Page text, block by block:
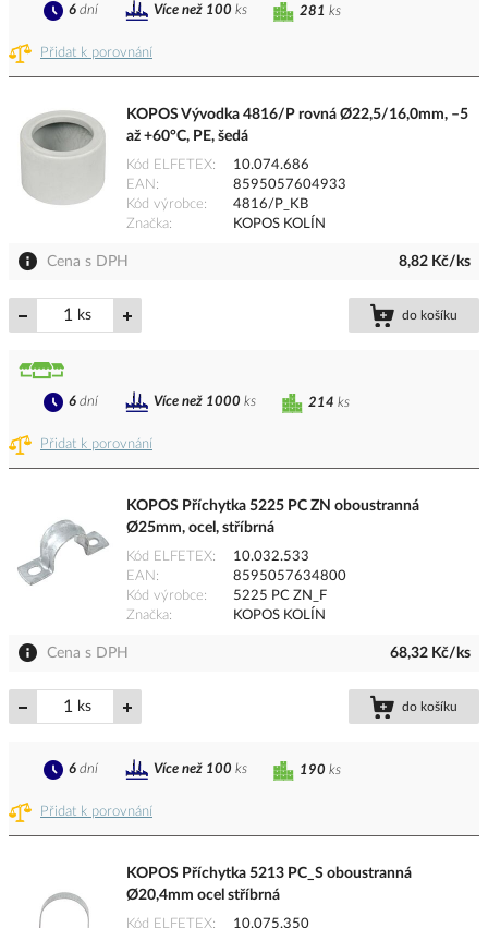
Přidat k porovnání
281 ks
6 dní Více než 100 ks
KOPOS Vývodka 4816/P rovná Ø22,5/16,0mm, –5
až +60°C, PE, šedá
Kód ELFETEX
10.074.686
EAN
8595057604933
Kód výrobce
4816/P_KB
Značka
KOPOS KOLÍN
Cena s DPH 8,82 Kč/ks
ks do košíku
Přidat k porovnání
214 ks
6 dní Více než 1000 ks
KOPOS Příchytka 5225 PC ZN oboustranná
Ø25mm, ocel, stříbrná
Kód ELFETEX
10.032.533
EAN
8595057634800
Kód výrobce
5225 PC ZN_F
Značka
KOPOS KOLÍN
Cena s DPH 68,32 Kč/ks
ks do košíku
Přidat k porovnání
190 ks
6 dní Více než 100 ks
KOPOS Příchytka 5213 PC_S oboustranná
Ø20,4mm ocel stříbrná
Kód ELFETEX 10.075.350